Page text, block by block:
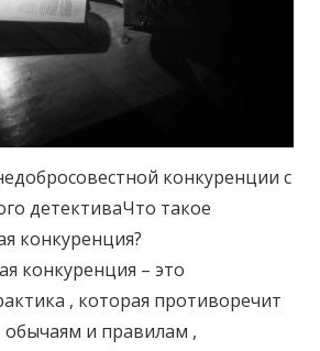
конкуренции с
детективаЧто такое
конкуренция?
конкуренция – это
, которая противоречит
обычаям и правилам ,